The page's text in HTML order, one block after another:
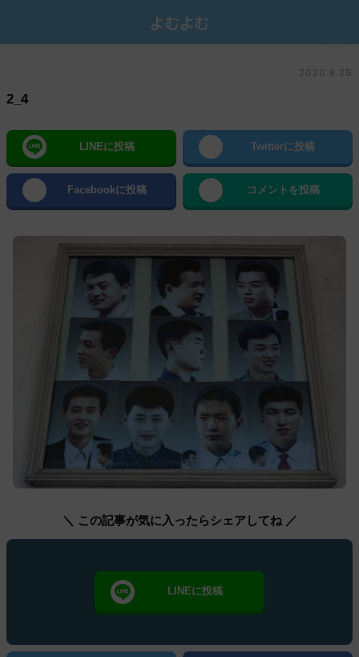
2020.8.25
2_4
LINEに投稿 Twitterに投稿
Facebookに投稿 コメントを投稿
＼ この記事が気に入ったらシェアしてね ／
LINEに投稿